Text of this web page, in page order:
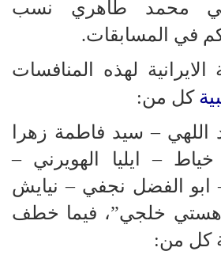
محمد طاهري نسب
في المسابقات.
الايرانية لهذه المنافسات
كل من:
– سيد فاطمة زهرا
خياط – ايليا الهويرني –
الفضل نجفي – نيايش
خلجي”، فيما خطف
كل من: